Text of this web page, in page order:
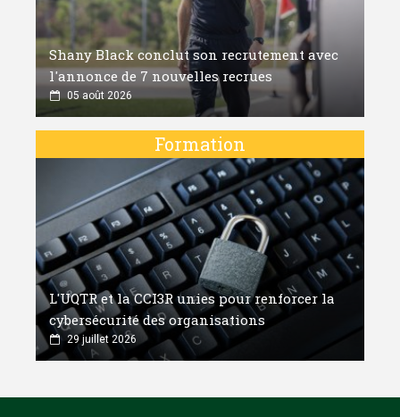
Shany Black conclut son recrutement avec
l'annonce de 7 nouvelles recrues
05 août 2026
Formation
L'UQTR et la CCI3R unies pour renforcer la
cybersécurité des organisations
29 juillet 2026